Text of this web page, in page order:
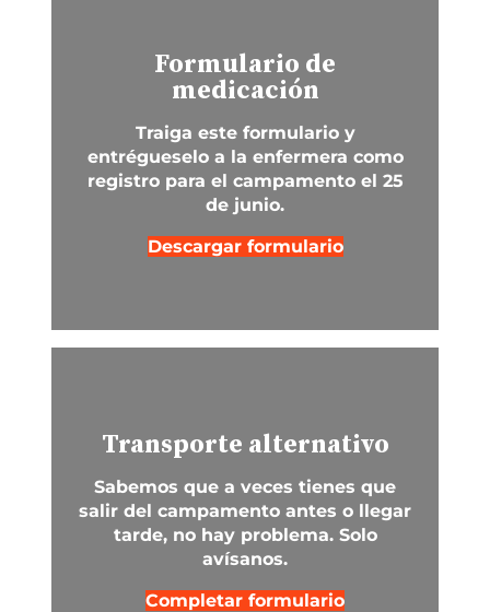
Formulario de
medicación
Traiga este formulario y
entrégueselo a la enfermera como
registro para el campamento el 25
de junio.
Descargar formulario
Transporte alternativo
Sabemos que a veces tienes que
salir del campamento antes o llegar
tarde, no hay problema. Solo
avísanos.
Completar formulario